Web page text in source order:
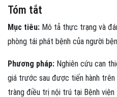
Tóm tắt
Mục tiêu: Mô tả thực trạng và
phòng tái phát bệnh của người
Phương pháp: Nghiên cứu can
giá trước sau được tiến hành
tràng điều trị nội trú tại Bệnh